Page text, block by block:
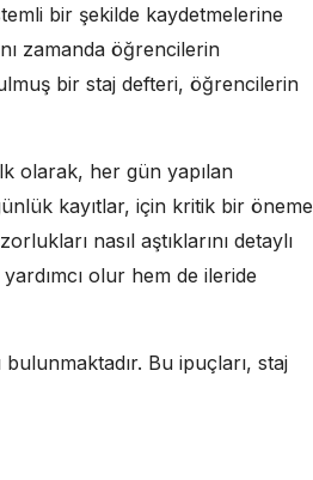
bir şekilde kaydetmelerine
zamanda öğrencilerin
bir staj defteri, öğrencilerin
olarak, her gün yapılan
kayıtlar, için kritik bir öneme
nasıl aştıklarını detaylı
olur hem de ileride
Bu ipuçları, staj